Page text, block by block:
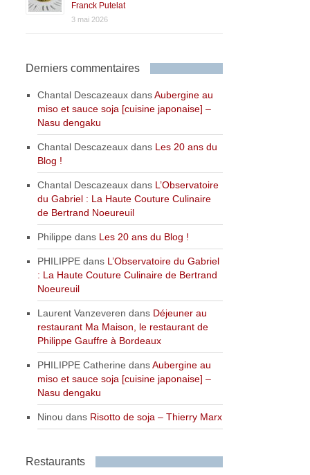
Franck Putelat
3 mai 2026
Derniers commentaires
Chantal Descazeaux dansAubergine au
miso et sauce soja [cuisine japonaise] –
Nasu dengaku
Chantal Descazeaux dans Les 20 ans du
Blog !
Chantal Descazeaux dans L’Observatoire
du Gabriel : La Haute Couture Culinaire
de Bertrand Noeureuil
Philippe dans Les 20 ans du Blog !
PHILIPPE dans L’Observatoire du Gabriel
: La Haute Couture Culinaire de Bertrand
Noeureuil
Laurent Vanzeveren dans Déjeuner au
restaurant Ma Maison, le restaurant de
Philippe Gauffre à Bordeaux
PHILIPPE Catherine dansAubergine au
miso et sauce soja [cuisine japonaise] –
Nasu dengaku
Ninou dans Risotto de soja – Thierry Marx
Restaurants